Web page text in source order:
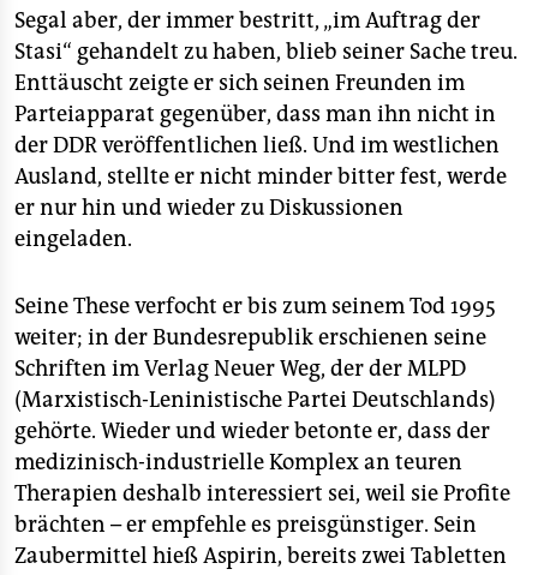
sogenannte „aktive Maßnahmen“, auch bekannt als
„Konter-Propaganda“ oder schlicht als
„Desinformation“. Das Meisterstück dieser Abteilung
war 1988 die Fälschung eines Briefes, in dem der
verstorbene schleswig-holsteinische
Ministerpräsident Uwe Barschel einen Hilferuf an den
CDU-Landesvorsitzenden und Bonner Finanzminister
Gerhard Stoltenberg richtete. Sechs Monate
nachdem Barschel tot in der Badewanne eines Genfer
Hotels aufgefunden worden war, erweckten die
Stoltenberg von Barschels schmutzigen Tricks gegen
seinen SPD-Rivalen Björn Engholm gewusst haben
müsse. Die Fälschung war gelungen, nicht nur taz und
Spiegel fielen darauf herein – selbst die Witwe
Barschels bescheinigte ihr Echtheit.
Segal aber, der immer bestritt, „im Auftrag der
Stasi“ gehandelt zu haben, blieb seiner Sache treu.
Enttäuscht zeigte er sich seinen Freunden im
Parteiapparat gegenüber, dass man ihn nicht in
der DDR veröffentlichen ließ. Und im westlichen
Ausland, stellte er nicht minder bitter fest, werde
er nur hin und wieder zu Diskussionen
eingeladen.
Seine These verfocht er bis zum seinem Tod 1995
weiter; in der Bundesrepublik erschienen seine
Schriften im Verlag Neuer Weg, der der MLPD
(Marxistisch-Leninistische Partei Deutschlands)
gehörte. Wieder und wieder betonte er, dass der
medizinisch-industrielle Komplex an teuren
Therapien deshalb interessiert sei, weil sie Profite
brächten – er empfehle es preisgünstiger. Sein
Zaubermittel hieß Aspirin, bereits zwei Tabletten